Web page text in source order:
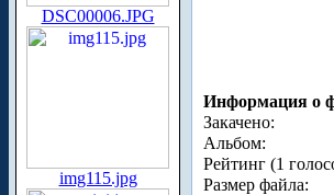
DSC00006.JPG
img115.jpg
Информация о
Закачено:
Альбом:
Рейтинг (1
Размер файла: